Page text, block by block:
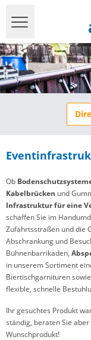
Ob
Kabelbrücken und
Infrastruktur für eine
schaffen Sie im
Zufahrtsstraßen und die
Abschrankung und
Bühnenbarrikaden,
in unserem Sortiment
Biertischgarnituren
flexible, schnelle
Ihr gesuchtes Produkt
ständig, beraten Sie
Wunschprodukt!